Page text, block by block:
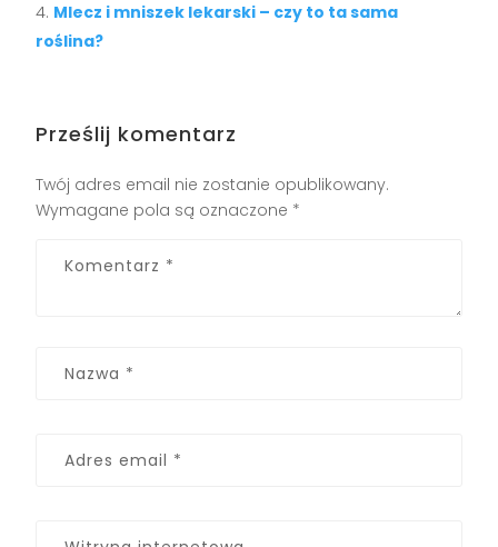
Mlecz i mniszek lekarski – czy to ta sama
roślina?
Prześlij komentarz
Twój adres email nie zostanie opublikowany.
Wymagane pola są oznaczone *